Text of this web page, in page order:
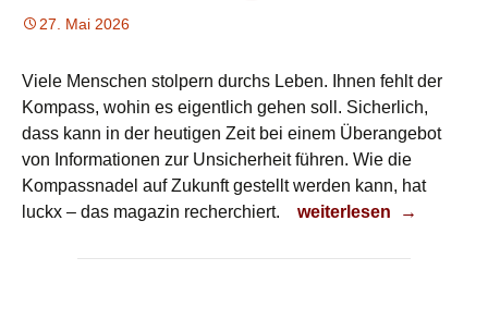
27. Mai 2026
Viele Menschen stolpern durchs Leben. Ihnen fehlt der
Kompass, wohin es eigentlich gehen soll. Sicherlich,
dass kann in der heutigen Zeit bei einem Überangebot
von Informationen zur Unsicherheit führen. Wie die
Kompassnadel auf Zukunft gestellt werden kann, hat
luckx – das magazin recherchiert.
Orientierung finden
weiterlesen →